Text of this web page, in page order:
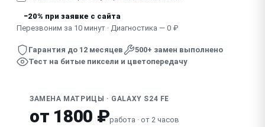
−20% при заявке с сайта
Перезвоним за 10 минут · Диагностика — 0 ₽
Гарантия до 12 месяцев
500+ замен выполнено
Тест на битые пиксели и цветопередачу
ЗАМЕНА МАТРИЦЫ · GALAXY S24 FE
от 1800 ₽работа · от 2 часов